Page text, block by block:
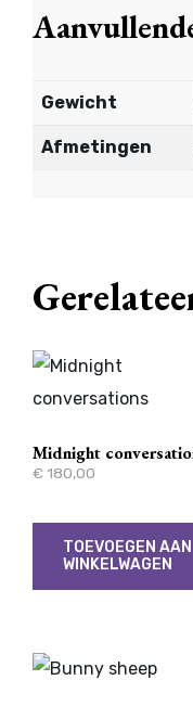
Gewicht
Afmetingen
Midnight
€ 180,00
TOEVOEGEN AAN
WINKELWAGEN